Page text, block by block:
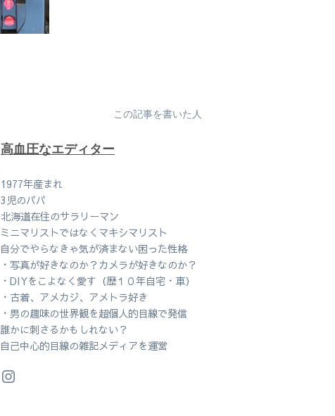
この記事を書いた人
高血圧なエディター
1977年産まれ
3児のパパ
北海道在住のサラリーマン
ミニマリストではなくマキシマリスト
自分でやらなきゃ気が済まない困った性格
・写真が好きなのか？カメラが好きなのか？
・DIYをこよなく愛す（歴１０年自宅・車）
・古着、アメカジ、アメトラ好き
・男の趣味の世界観を超個人的目線で発信
誰かに刺さるかもしれない？
自己中心的目線の雑記メディアを運営